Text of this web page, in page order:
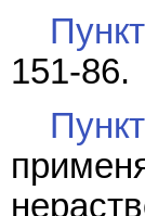
151-86.